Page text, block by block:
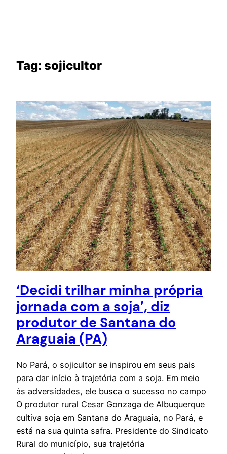
Tag: sojicultor
‘Decidi trilhar minha própria
jornada com a soja’, diz
produtor de Santana do
Araguaia (PA)
No Pará, o sojicultor se inspirou em seus pais
para dar início à trajetória com a soja. Em meio
às adversidades, ele busca o sucesso no campo
O produtor rural Cesar Gonzaga de Albuquerque
cultiva soja em Santana do Araguaia, no Pará, e
está na sua quinta safra. Presidente do Sindicato
Rural do município, sua trajetória